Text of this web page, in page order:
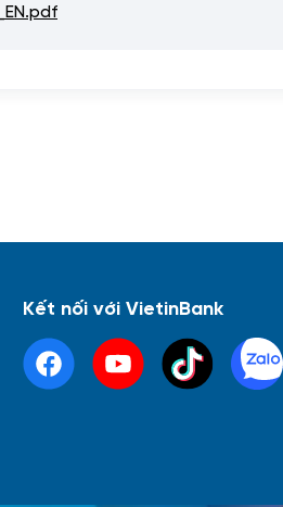
Kết nối với VietinBank